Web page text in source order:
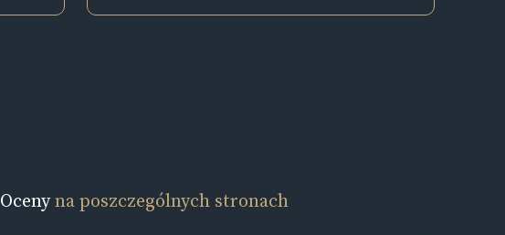
Ocenyna poszczególnych stronach